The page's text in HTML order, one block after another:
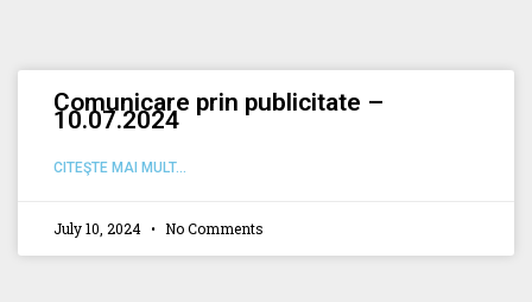
Comunicare prin publicitate –
10.07.2024
CITEŞTE MAI MULT...
July 10, 2024 No Comments